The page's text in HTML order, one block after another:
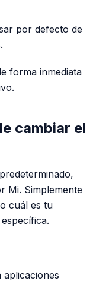
por defecto de
forma inmediata
cambiar el
Mi. Simplemente
cuál es tu
aplicaciones